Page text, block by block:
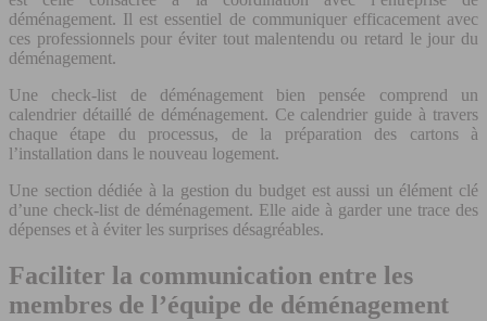
déménagement. Il est essentiel de communiquer efficacement avec
ces professionnels pour éviter tout malentendu ou retard le jour du
déménagement.
Une check-list de déménagement bien pensée comprend un
calendrier détaillé de déménagement. Ce calendrier guide à travers
chaque étape du processus, de la préparation des cartons à
l’installation dans le nouveau logement.
Une section dédiée à la gestion du budget est aussi un élément clé
d’une check-list de déménagement. Elle aide à garder une trace des
dépenses et à éviter les surprises désagréables.
Faciliter la communication entre les
membres de l’équipe de déménagement